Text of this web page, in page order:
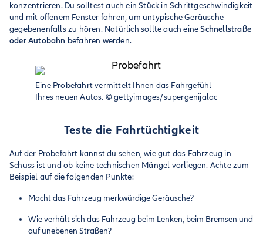
konzentrieren. Du solltest auch ein Stück in Schrittgeschwindigkeit
und mit offenem Fenster fahren, um untypische Geräusche
gegebenenfalls zu hören. Natürlich sollte auch eineSchnellstraße
oder Autobahn befahren werden.
Eine Probefahrt vermittelt Ihnen das Fahrgefühl
Ihres neuen Autos. ©gettyimages/supergenijalac
Teste die Fahrtüchtigkeit
Auf der Probefahrt kannst du sehen, wie gut das Fahrzeug in
Schuss ist und ob keine technischen Mängel vorliegen. Achte zum
Beispiel auf die folgenden Punkte:
Macht das Fahrzeug merkwürdige Geräusche?
Wie verhält sich das Fahrzeug beim Lenken, beim Bremsen und
auf unebenen Straßen?